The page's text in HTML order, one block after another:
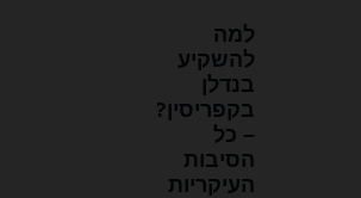
למה
להשקיע
בנדלן
בקפריסין?
– כל
הסיבות
העיקריות